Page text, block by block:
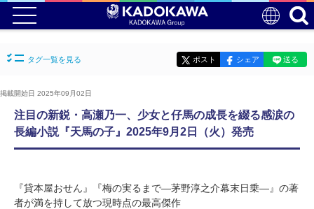
タグ一覧を見る ポスト シェア 送る
掲載開始日 2025年09月02日
注目の新鋭・高瀬乃一、少女と仔馬の成長を綴る感涙の
長編小説『天馬の子』2025年9月2日（火）発売
『貸本屋おせん』『梅の実るまで―茅野淳之介幕末日乗―』の著
者が満を持して放つ現時点の最高傑作